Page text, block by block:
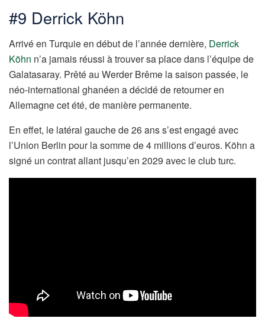
#9 Derrick Köhn
Arrivé en Turquie en début de l’année dernière, Derrick
Köhn n’a jamais réussi à trouver sa place dans l’équipe de
Galatasaray. Prêté au Werder Brême la saison passée, le
néo-international ghanéen a décidé de retourner en
Allemagne cet été, de manière permanente.
En effet, le latéral gauche de 26 ans s’est engagé avec
l’Union Berlin pour la somme de 4 millions d’euros. Köhn a
signé un contrat allant jusqu’en 2029 avec le club turc.